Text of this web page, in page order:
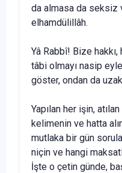
da almasa da seksiz
elhamdülillâh.
Yâ Rabbî! Bize
tâbi olmayı nasip
göster, ondan da
Yapılan her işin,
kelimenin ve hatta
mutlaka bir gün
niçin ve hangi
İşte o çetin günde,